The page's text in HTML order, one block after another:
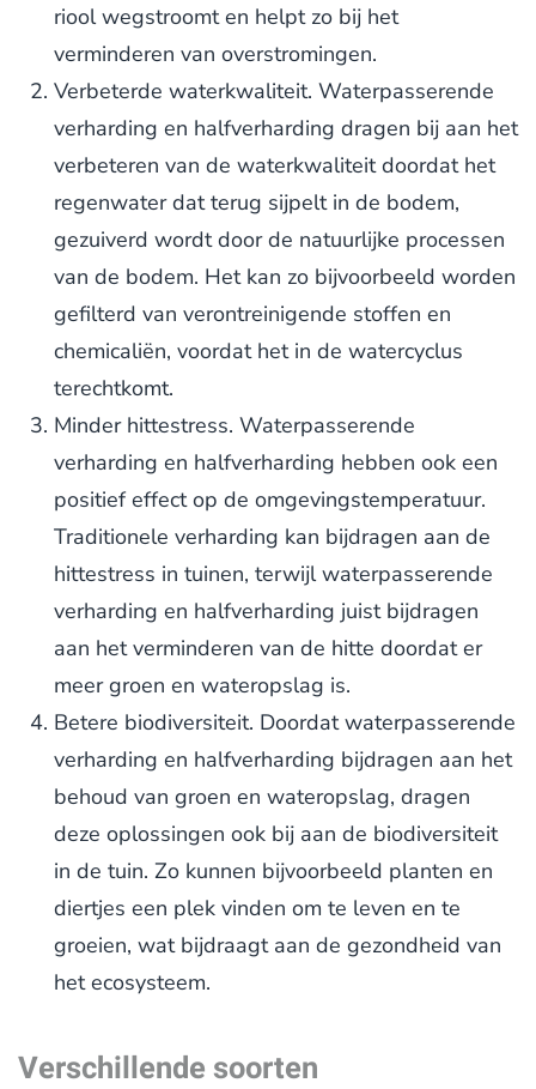
riool wegstroomt en helpt zo bij het
verminderen van overstromingen.
Verbeterde waterkwaliteit. Waterpasserende
verharding en halfverharding dragen bij aan het
verbeteren van de waterkwaliteit doordat het
regenwater dat terug sijpelt in de bodem,
gezuiverd wordt door de natuurlijke processen
van de bodem. Het kan zo bijvoorbeeld worden
gefilterd van verontreinigende stoffen en
chemicaliën, voordat het in de watercyclus
terechtkomt.
Minder hittestress. Waterpasserende
verharding en halfverharding hebben ook een
positief effect op de omgevingstemperatuur.
Traditionele verharding kan bijdragen aan de
hittestress in tuinen, terwijl waterpasserende
verharding en halfverharding juist bijdragen
aan het verminderen van de hitte doordat er
meer groen en wateropslag is.
Betere biodiversiteit. Doordat waterpasserende
verharding en halfverharding bijdragen aan het
behoud van groen en wateropslag, dragen
deze oplossingen ook bij aan de biodiversiteit
in de tuin. Zo kunnen bijvoorbeeld planten en
diertjes een plek vinden om te leven en te
groeien, wat bijdraagt aan de gezondheid van
het ecosysteem.
Verschillende soorten